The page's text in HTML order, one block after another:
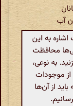
آب
به این
محافظت
به نوعی،
موجودات
از آن‌ها